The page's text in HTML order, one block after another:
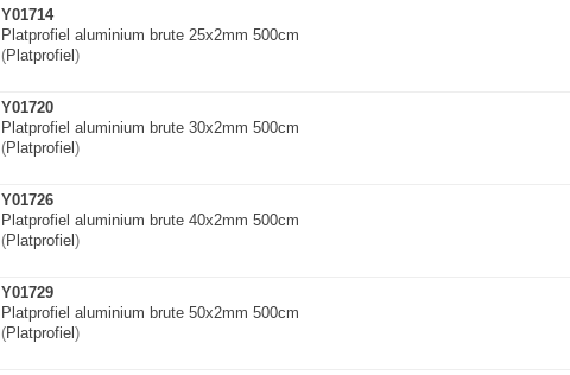
Y01714
Platprofiel aluminium brute 25x2mm 500cm
(Platprofiel )
Y01720
Platprofiel aluminium brute 30x2mm 500cm
(Platprofiel )
Y01726
Platprofiel aluminium brute 40x2mm 500cm
(Platprofiel )
Y01729
Platprofiel aluminium brute 50x2mm 500cm
(Platprofiel )